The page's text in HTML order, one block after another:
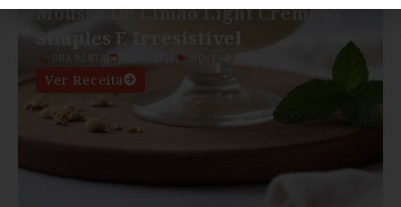
Mousse De Limão Light Cremoso:
Simples E Irresistível
Ver Receita